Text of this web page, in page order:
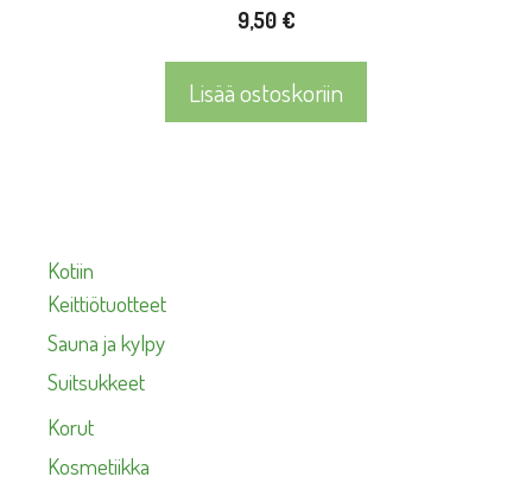
9,50 €
Lisää ostoskoriin
Kotiin
Keittiötuotteet
Sauna ja kylpy
Suitsukkeet
Korut
Kosmetiikka